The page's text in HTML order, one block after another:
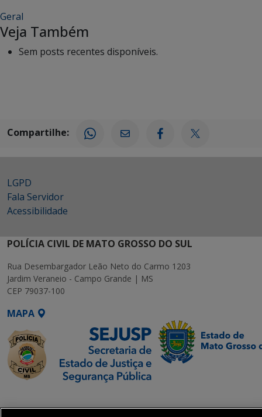
Geral
Veja Também
Sem posts recentes disponíveis.
Compartilhe:
LGPD
Fala Servidor
Acessibilidade
POLÍCIA CIVIL DE MATO GROSSO DO SUL
Rua Desembargador Leão Neto do Carmo 1203
Jardim Veraneio - Campo Grande | MS
CEP 79037-100
MAPA
Executiva de